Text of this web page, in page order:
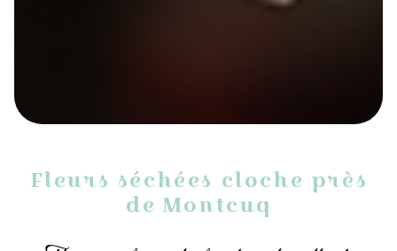
Fleurs séchées cloche près
de Montcuq